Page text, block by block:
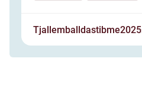
Tjallemballdastibme2025